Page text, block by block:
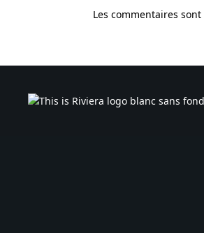
Les commentaires